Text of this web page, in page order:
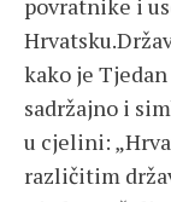
kako je
sadržajno i
u cjelini:
različitim